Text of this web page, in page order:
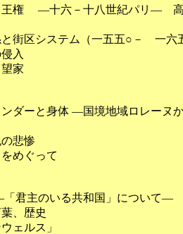
権 ―十六－十八世紀パリ― 高
め
ステム（一五五○－ 一六
スの
と名
り
ダーと身体 ―国境地域ロレ
に
紀の悲惨
をめぐって
に
のいる共和国」について―
言葉、歴史
ンウェルス」